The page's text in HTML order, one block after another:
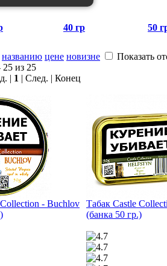
40 гр 50
названию цене новизне
Показать
из 25
| 1 | След. | Конец
- Buchlov
Табак Castle
(банка 50 гр.)